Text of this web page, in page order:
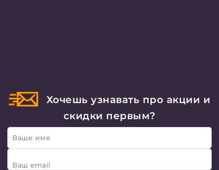
Хочешь узнавать про акции и
скидки первым?
Ваше имя
Ваш email